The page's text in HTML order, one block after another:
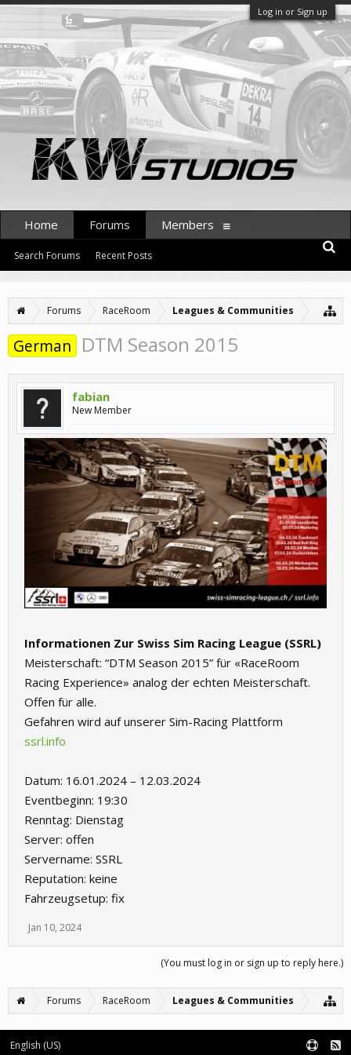
Log in or Sign up
Forums RaceRoom Leagues & Communities
German DTM Season 2015
fabian
New Member
Informationen Zur Swiss Sim Racing League (SSRL)
Meisterschaft: “DTM Season 2015” für «RaceRoom
Racing Experience» analog der echten Meisterschaft.
Offen für alle.
Gefahren wird auf unserer Sim-Racing Plattform
ssrl.info
Datum: 16.01.2024 – 12.03.2024
Eventbeginn: 19:30
Renntag: Dienstag
Server: offen
Servername: SSRL
Reputation: keine
Fahrzeugsetup: fix
Jan 10, 2024
(You must log in or sign up to reply here.)
Forums RaceRoom Leagues & Communities
Home Forums
Search Forums Recent Posts
Members
English (US)